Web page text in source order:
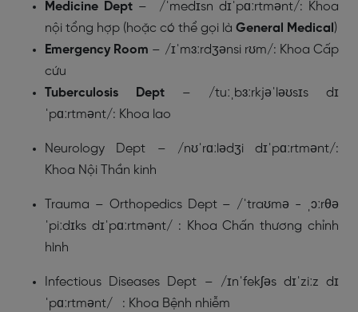
Medicine Dept – /ˈmedɪsn dɪˈpɑːrtmənt/: Khoa
nội tổng hợp (hoặc có thể gọi là General Medical )
Emergency Room – /ɪˈmɜːrdʒənsi rʊm/: Khoa Cấp
cứu
Tuberculosis Dept – /tuːˌbɜːrkjəˈləʊsɪs dɪ
ˈpɑːrtmənt/: Khoa lao
Neurology Dept – /nʊˈrɑːlədʒi dɪˈpɑːrtmənt/:
Khoa Nội Thần kinh
Trauma – Orthopedics Dept – /ˈtraʊmə - ˌɔːrθə
ˈpiːdɪks dɪˈpɑːrtmənt/ : Khoa Chấn thương chỉnh
hình
Infectious Diseases Dept – /ɪnˈfekʃəs dɪˈziːz dɪ
ˈpɑːrtmənt/ : Khoa Bệnh nhiễm